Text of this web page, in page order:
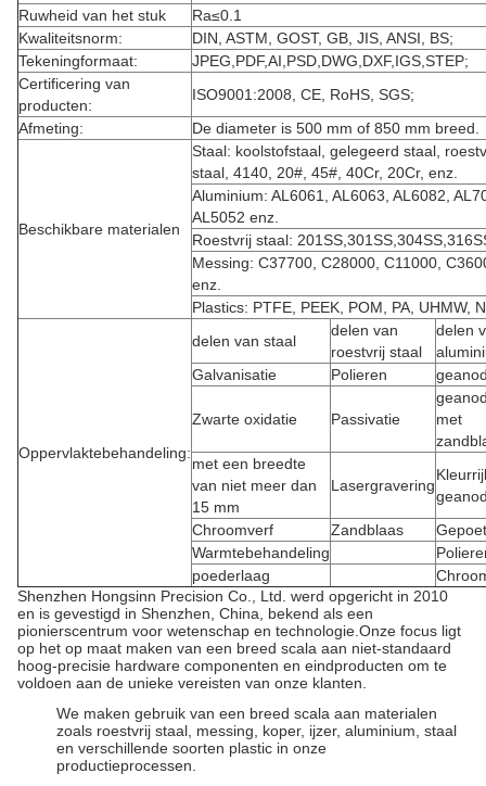
Ruwheid van het stuk
Ra≤0.1
Kwaliteitsnorm:
DIN, ASTM, GOST, GB, JIS, ANSI, BS;
Tekeningformaat:
JPEG,PDF,AI,PSD,DWG,DXF,IGS,STEP;
Certificering van
producten:
ISO9001:2008, CE, RoHS, SGS;
Afmeting:
De diameter is 500 mm of 850 mm breed.
Beschikbare materialen
Staal: koolstofstaal, gelegeerd staal,
staal, 4140, 20#, 45#, 40Cr, 20Cr, enz.
Aluminium: AL6061, AL6063, AL6082,
AL5052 enz.
Roestvrij staal:
Messing: C37700, C28000, C11000,
enz.
Plastics: PTFE, PEEK, POM, PA, UHMW,
Oppervlaktebehandeling:
delen van staal
delen van
roestvrij staal
delen
Galvanisatie
Polieren
Zwarte oxidatie Passivatie
met
met een breedte
van niet meer dan
15 mm
Lasergravering
Chroomverf
Zandblaas
Warmtebehandeling
poederlaag
Shenzhen Hongsinn Precision Co., Ltd. werd opgericht in 2010
en is gevestigd in Shenzhen, China, bekend als een
pionierscentrum voor wetenschap en technologie.Onze focus ligt
op het op maat maken van een breed scala aan niet-standaard
hoog-precisie hardware componenten en eindproducten om te
voldoen aan de unieke vereisten van onze klanten.
We maken gebruik van een breed scala aan materialen
zoals roestvrij staal, messing, koper, ijzer, aluminium, staal
en verschillende soorten plastic in onze
productieprocessen.